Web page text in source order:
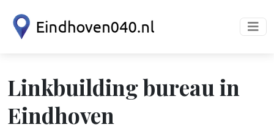
Linkbuilding bureau in
Eindhoven